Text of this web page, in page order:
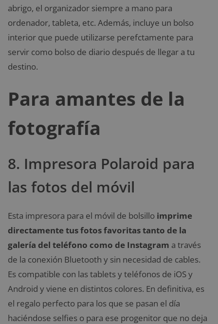
abrigo, el organizador siempre a mano para
ordenador, tableta, etc. Además, incluye un bolso
interior que puede utilizarse perefctamente para
servir como bolso de diario después de llegar a tu
destino.
Para amantes de la
fotografía
8. Impresora Polaroid para
las fotos del móvil
Esta impresora para el móvil de bolsillo imprime
directamente tus fotos favoritas tanto de la
galería del teléfono como de Instagram a través
de la conexión Bluetooth y sin necesidad de cables.
Es compatible con las tablets y teléfonos de iOS y
Android y viene en distintos colores. En definitiva, es
el regalo perfecto para los que se pasan el día
haciéndose selfies o para ese progenitor que no deja